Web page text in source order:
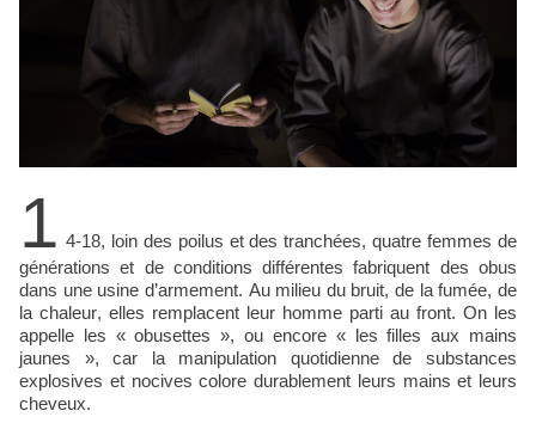
1 4-18, loin des poilus et des tranchées, quatre femmes de
générations et de conditions différentes fabriquent des obus
dans une usine d’armement. Au milieu du bruit, de la fumée, de
la chaleur, elles remplacent leur homme parti au front. On les
appelle les « obusettes », ou encore « les filles aux mains
jaunes », car la manipulation quotidienne de substances
explosives et nocives colore durablement leurs mains et leurs
cheveux.